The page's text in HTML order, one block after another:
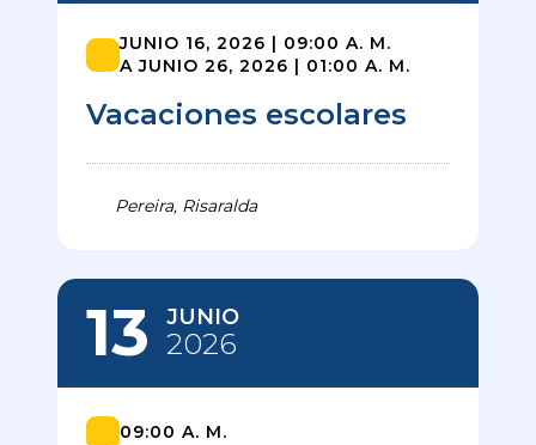
JUNIO 16, 2026 | 09:00 A. M.
A JUNIO 26, 2026 | 01:00 A. M.
Vacaciones escolares
Pereira, Risaralda
13 JUNIO
2026
09:00 A. M.